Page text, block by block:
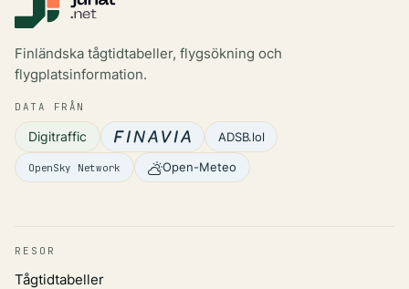
Finländska tågtidtabeller, flygsökning och
flygplatsinformation.
DATA FRÅN
Digitraffic ADSB.lol
OpenSky Network Open-Meteo
RESOR
Tågtidtabeller